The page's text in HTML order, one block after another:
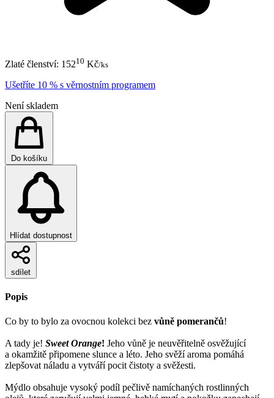
Zlaté členství: 15210 Kč/ks
Ušetříte 10 % s věrnostním programem
Není skladem
Do košíku
Hlídat dostupnost
sdílet
Popis
Co by to bylo za ovocnou kolekci bez vůně pomerančů!
A tady je! Sweet Orange! Jeho vůně je neuvěřitelně osvěžující
a okamžitě připomene slunce a léto. Jeho svěží aroma pomáhá
zlepšovat náladu a vytváří pocit čistoty a svěžesti.
Mýdlo obsahuje vysoký podíl pečlivě namíchaných rostlinných